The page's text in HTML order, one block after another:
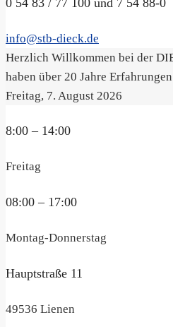
info@stb-dieck.de
Herzlich Willkommen bei der
haben über 20 Jahre
Freitag, 7. August 2026
8:00 – 14:00
Freitag
08:00 – 17:00
Montag-Donnerstag
Hauptstraße 11
49536 Lienen